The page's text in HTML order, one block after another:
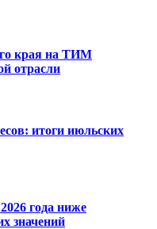
края на ТИМ
отрасли
итоги июльских
года ниже
значений